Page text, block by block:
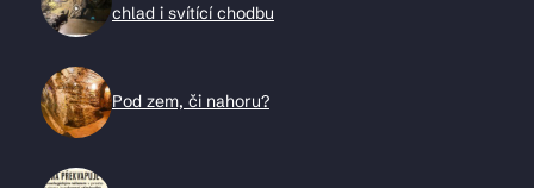
chlad i svítící chodbu
Pod zem, či nahoru?